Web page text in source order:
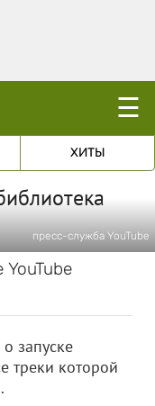
☰
ХИТЫ
пресс-служба YouTube
запуске
треки которой